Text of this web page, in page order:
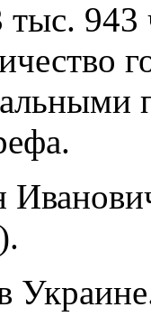
943